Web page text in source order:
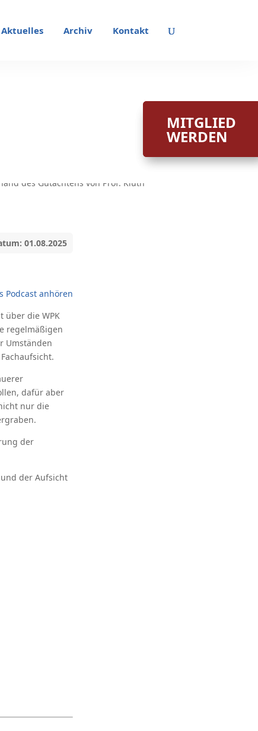
Aktuelles Archiv Kontakt
01.08.2025
Podcast anhören
über die WPK
regelmäßigen
Umständen
dafür aber
nur die
der
der Aufsicht
MITGLIED
WERDEN
MITGLIED
WERDEN